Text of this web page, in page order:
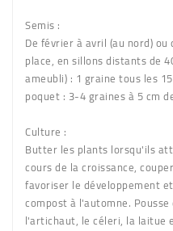
Semis :
De février à avril (au nord)
place, en sillons distants de
ameubli) : 1 graine tous les
poquet : 3-4 graines à 5 cm
Culture :
Butter les plants lorsqu'ils
cours de la croissance,
favoriser le développement
compost à l'automne.
l'artichaut, le céleri, la laitue